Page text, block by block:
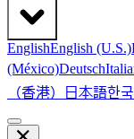
EnglishEnglish (U.S.)
(México)Deutsch
（香港） 日本語한